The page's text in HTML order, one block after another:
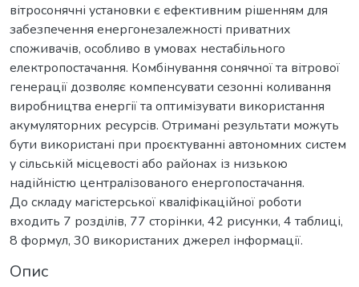
вітросонячні установки є ефективним рішенням для
забезпечення енергонезалежності приватних
споживачів, особливо в умовах нестабільного
електропостачання. Комбінування сонячної та вітрової
генерації дозволяє компенсувати сезонні коливання
виробництва енергії та оптимізувати використання
акумуляторних ресурсів. Отримані результати можуть
бути використані при проєктуванні автономних систем
у сільській місцевості або районах із низькою
надійністю централізованого енергопостачання.
До складу магістерської кваліфікаційної роботи
входить 7 розділів, 77 сторінки, 42 рисунки, 4 таблиці,
8 формул, 30 використаних джерел інформації.
Опис